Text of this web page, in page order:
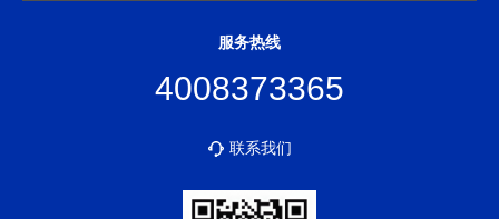
服务热线
4008373365
联系我们